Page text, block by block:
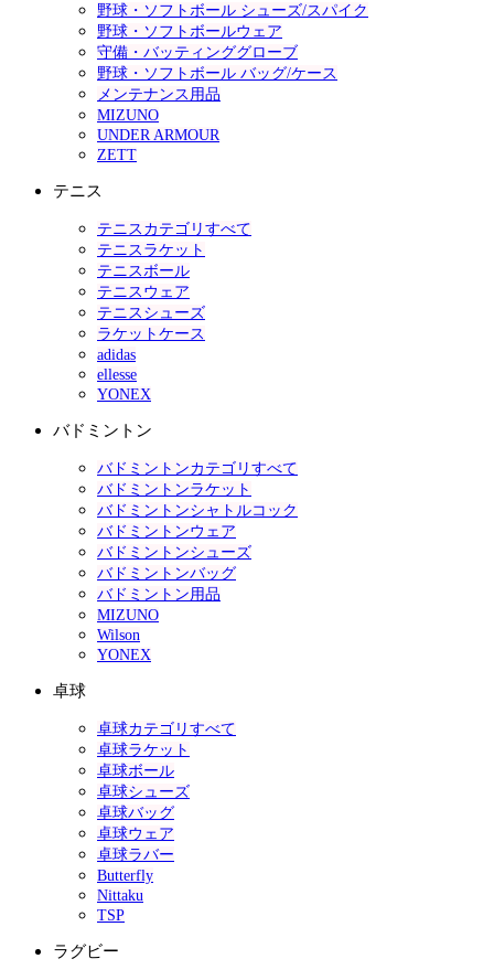
野球・ソフトボール シューズ/スパイク
野球・ソフトボールウェア
守備・バッティンググローブ
野球・ソフトボール バッグ/ケース
メンテナンス用品
MIZUNO
UNDER ARMOUR
ZETT
テニス
テニスカテゴリすべて
テニスラケット
テニスボール
テニスウェア
テニスシューズ
ラケットケース
adidas
ellesse
YONEX
バドミントン
バドミントンカテゴリすべて
バドミントンラケット
バドミントンシャトルコック
バドミントンウェア
バドミントンシューズ
バドミントンバッグ
バドミントン用品
MIZUNO
Wilson
YONEX
卓球
卓球カテゴリすべて
卓球ラケット
卓球ボール
卓球シューズ
卓球バッグ
卓球ウェア
卓球ラバー
Butterfly
Nittaku
TSP
ラグビー